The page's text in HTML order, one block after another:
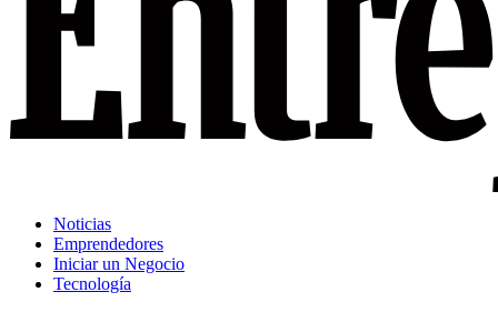
Noticias
Emprendedores
Iniciar un Negocio
Tecnología